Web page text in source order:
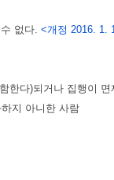
없다. <개정 2016. 1.
한다)되거나 집행이
지 아니한 사람